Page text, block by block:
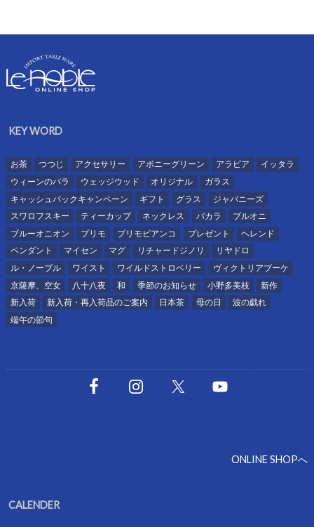
KEY WORD
お茶 つつじ アクセサリー アポニーグリーン アラビア
イッタラ
ウィーンのバラ
ウェッジウッド オリジナル
ガラス
キャッシュバックキャンペーン
ギフト グラス
ジャパニーズ
スワロフスキー
ティーカップ ネックレス バカラ
ブルオニ
ブルーオニオン
プリモ プリモビアンコ プレゼント
ヘレンド
ペンダント
マイセン マグ リチャードジノリ
リヤドロ
ル・ノーブル
ワイスト ワイルドストロベリー
ヴィクトリアブーケ
京薩摩、空女
八十八夜 和 季節のお知らせ 小野多美枝
新作
新入荷
新入荷・再入荷品のご案内 日本茶 母の日
波の戯れ
端午の節句
ONLINE SHOPへ
CALENDER